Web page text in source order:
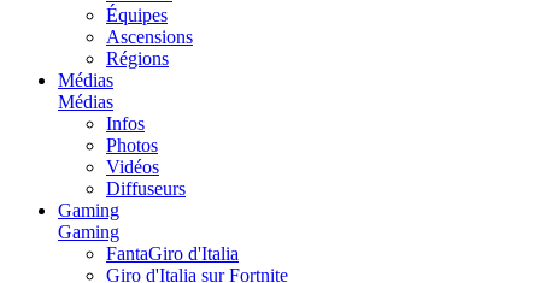
Équipes
Ascensions
Régions
Médias
Médias
Infos
Photos
Vidéos
Diffuseurs
Gaming
Gaming
FantaGiro d'Italia
Giro d'Italia sur Fortnite